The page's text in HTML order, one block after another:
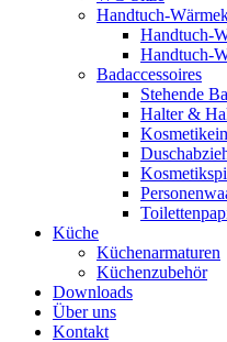
Handtuch-
Handtuch-
Handtuch-
Badaccessoires
Stehende
Halter &
Küche
Küchenarmaturen
Küchenzubehör
Downloads
Über uns
Kontakt